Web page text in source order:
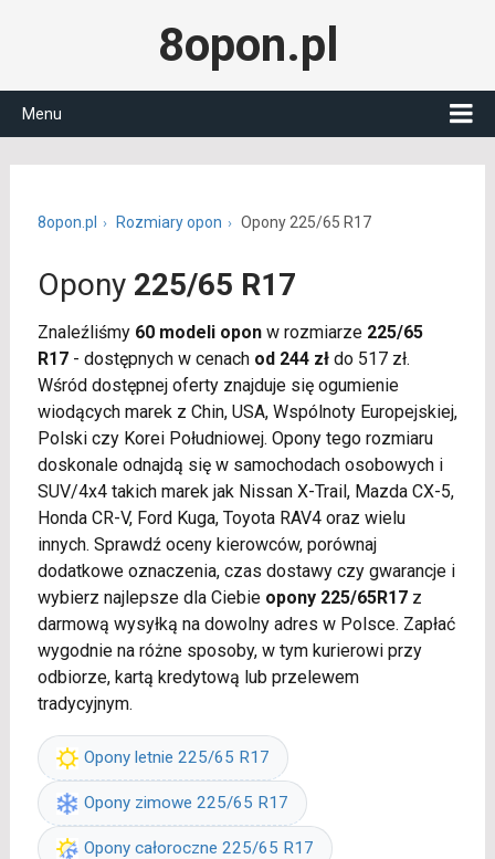
8opon.pl
Menu
8opon.pl Rozmiary opon Opony 225/65 R17
Opony 225/65 R17
Znaleźliśmy 60 modeli oponw rozmiarze 225/65
R17- dostępnych w cenach od 244 złdo 517 zł.
Wśród dostępnej oferty znajduje się ogumienie
wiodących marek z Chin, USA, Wspólnoty Europejskiej,
Polski czy Korei Południowej. Opony tego rozmiaru
doskonale odnajdą się w samochodach osobowych i
SUV/4x4 takich marek jak Nissan X-Trail, Mazda CX-5,
Honda CR-V, Ford Kuga, Toyota RAV4 oraz wielu
innych. Sprawdź oceny kierowców, porównaj
dodatkowe oznaczenia, czas dostawy czy gwarancje i
wybierz najlepsze dla Ciebie opony 225/65R17z
darmową wysyłką na dowolny adres w Polsce. Zapłać
wygodnie na różne sposoby, w tym kurierowi przy
odbiorze, kartą kredytową lub przelewem
tradycyjnym.
Opony letnie 225/65 R17
Opony zimowe 225/65 R17
Opony całoroczne 225/65 R17